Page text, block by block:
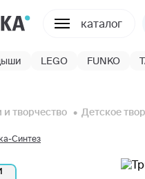
каталог
LEGO FUNKO
и творчество Детское
Синтез